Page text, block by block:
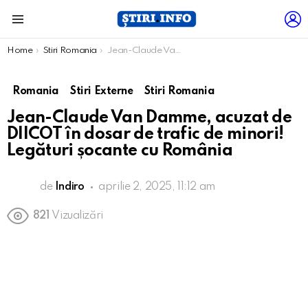
You are here:
Home Stiri Romania Jean-Claude Van Damme, acuzat de DIICOT în dosar de trafic de minori! Legături șocante cu România
Romania Stiri Externe Stiri Romania
Jean-Claude Van Damme, acuzat de
DIICOT în dosar de trafic de minori!
Legături șocante cu România
de Indiro aprilie 2, 2025, 11:12 am
821 Vizualizări